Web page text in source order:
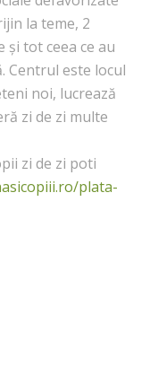
la teme, 2
tot ceea ce au
Centrul este locul
noi, lucrează
zi de zi multe
zi de zi poti
plata-